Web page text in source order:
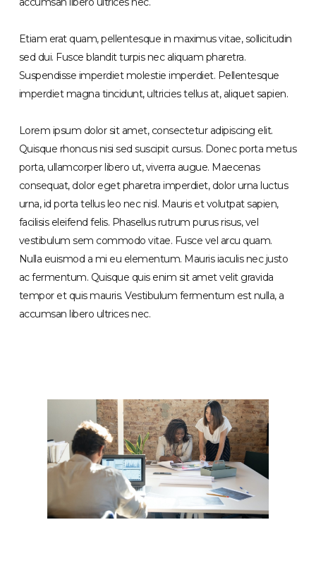
Etiam erat quam, pellentesque in maximus vitae, sollicitudin
sed dui. Fusce blandit turpis nec aliquam pharetra.
Suspendisse imperdiet molestie imperdiet. Pellentesque
imperdiet magna tincidunt, ultricies tellus at, aliquet sapien.
Lorem ipsum dolor sit amet, consectetur adipiscing elit.
Quisque rhoncus nisi sed suscipit cursus. Donec porta metus
porta, ullamcorper libero ut, viverra augue. Maecenas
consequat, dolor eget pharetra imperdiet, dolor urna luctus
urna, id porta tellus leo nec nisl. Mauris et volutpat sapien,
facilisis eleifend felis. Phasellus rutrum purus risus, vel
vestibulum sem commodo vitae. Fusce vel arcu quam.
Nulla euismod a mi eu elementum. Mauris iaculis nec justo
ac fermentum. Quisque quis enim sit amet velit gravida
tempor et quis mauris. Vestibulum fermentum est nulla, a
accumsan libero ultrices nec.